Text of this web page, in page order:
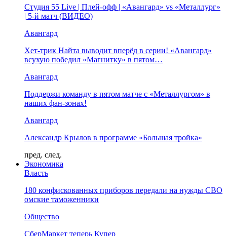
Студия 55 Live | Плей-офф | «Авангард» vs «Металлург»
| 5-й матч (ВИДЕО)
Авангард
Хет-трик Найта выводит вперёд в серии! «Авангард»
всухую победил «Магнитку» в пятом…
Авангард
Поддержи команду в пятом матче с «Металлургом» в
наших фан-зонах!
Авангард
Александр Крылов в программе «Большая тройка»
пред. след.
Экономика
Власть
180 конфискованных приборов передали на нужды СВО
омские таможенники
Общество
СберМаркет теперь Купер